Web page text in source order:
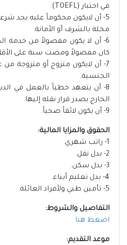
في اختبار (TOEFL).
5- أن لايكون محكوماً عليه بحد
مخلة بالشرف أو الأمانة.
6- أن لا يكون مفصولاً من خدمة
كان مفصولاً ومضت سنة على
7- أن لايكون متزوج أو متزوجة
الجنسية.
8- أن يتعهد خطياً بالعمل في
الخارج يصدر قرار نقله إليها.
9- أن يكون لائقاً صحياً.
الحقوق والمزايا المالية:
1- راتب شهري.
2- بدل نقل.
3- بدل سكن.
4- بدل تعليم أبناء.
5- تأمين طبي ولأفراد العائلة.
التفاصيل والشروط:
اضغط هنا
موعد التقديم: